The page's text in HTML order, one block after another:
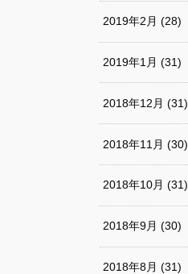
2019年2月 (28)
2019年1月 (31)
2018年12月 (31)
2018年11月 (30)
2018年10月 (31)
2018年9月 (30)
2018年8月 (31)